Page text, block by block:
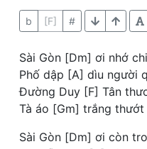
b [F] #
Sài Gòn [Dm] ơi nhớ
Phố dập [A] dìu người
Đường Duy [F] Tân
Tà áo [Gm] trắng
Sài Gòn [Dm] ơi còn